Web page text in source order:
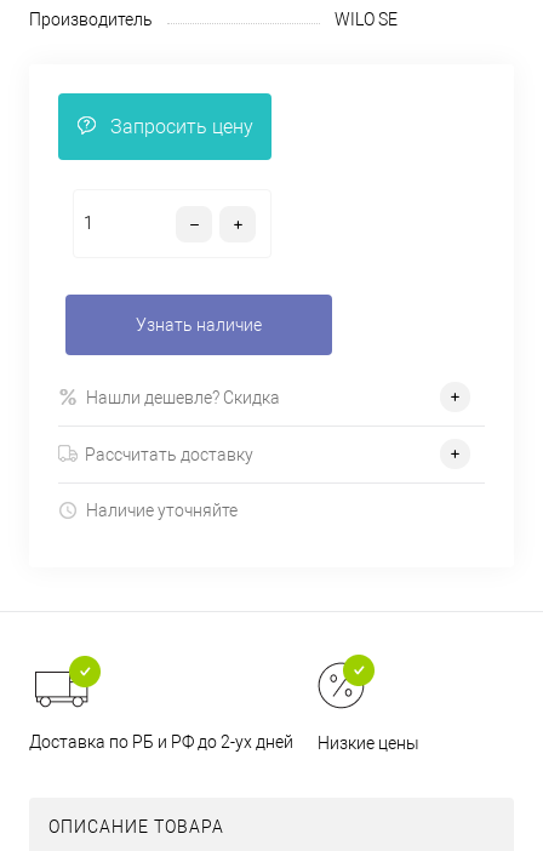
Производитель
WILO SE
Запросить цену
Узнать наличие
Нашли дешевле? Скидка
Рассчитать доставку
Наличие уточняйте
Доставка по РБ и РФ до 2-ух дней Низкие цены
ОПИСАНИЕ ТОВАРА